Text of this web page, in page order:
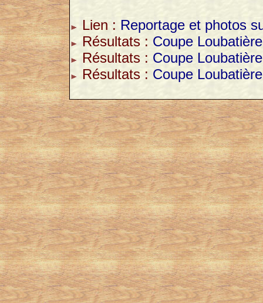
Lien : Reportage et photos
Résultats : Coupe
Résultats : Coupe
Résultats : Coupe